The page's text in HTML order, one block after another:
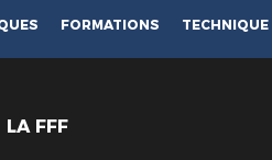
FORMATIONS TECHNIQUE
LA FFF